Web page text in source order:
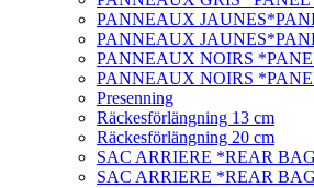
PANNEAUX
PANNEAUX
PANNEAUX NOIRS
PANNEAUX NOIRS
Presenning
Räckesförlängning 13 cm
Räckesförlängning 20 cm
SAC ARRIERE *REAR BAG
SAC ARRIERE *REAR BAG